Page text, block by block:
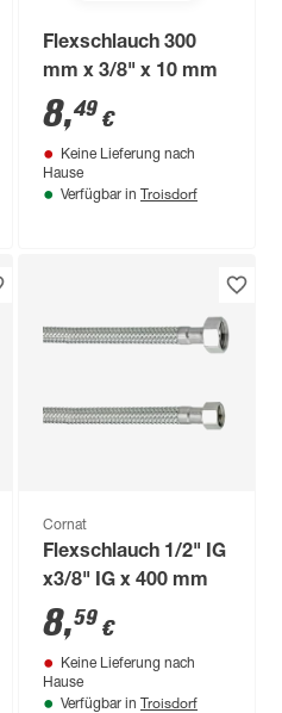
Flexschlauch 300
mm x 3/8" x 10 mm
8,49 €
Keine Lieferung nach
Hause
Verfügbar in Troisdorf
Cornat
Flexschlauch 1/2" IG
x3/8" IG x 400 mm
8,59 €
Keine Lieferung nach
Hause
Verfügbar in Troisdorf